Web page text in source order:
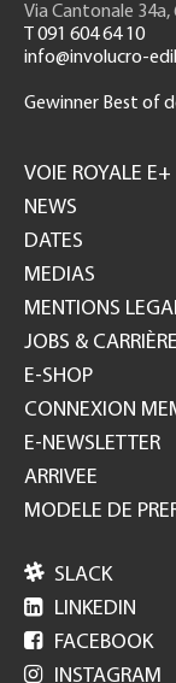
Via Cantonale 34a,
T 091 604 64 10
info@involucro-
Gewinner Best of
GH
VOIE ROYALE E+
NEWS
DATES
MEDIAS
MENTIONS
JOBS & CARRIÈRE
E-SHOP
CONNEXION
E-NEWSLETTER
ARRIVEE
MODELE DE
 SLACK
 LINKEDIN
 FACEBOOK
 INSTAGRAM